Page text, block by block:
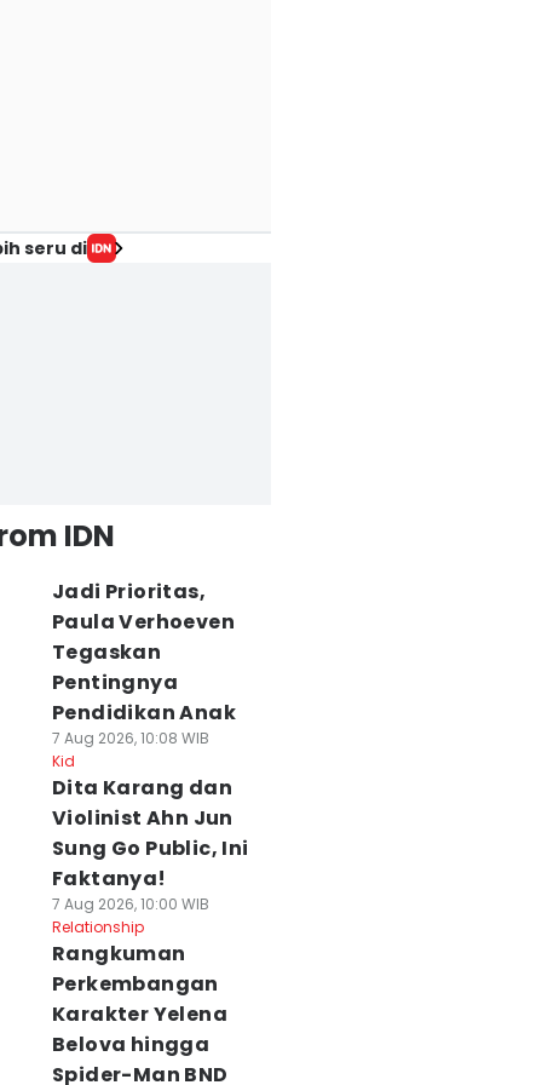
seru di
IDN
Jadi Prioritas,
Paula Verhoeven
Tegaskan
Pentingnya
Pendidikan Anak
7 Aug 2026, 10:08 WIB
Kid
Dita Karang dan
Violinist Ahn Jun
Sung Go Public, Ini
Faktanya!
7 Aug 2026, 10:00 WIB
Relationship
Rangkuman
Perkembangan
Karakter Yelena
Belova hingga
Spider-Man BND